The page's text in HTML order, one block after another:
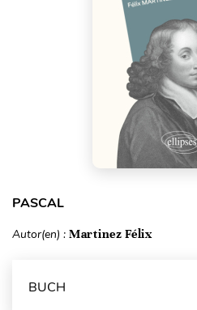
PASCAL
Autor(en) : Martinez Félix
BUCH